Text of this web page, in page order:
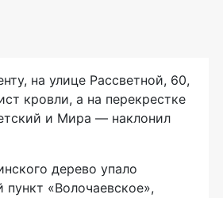
на улице Рассветной, 60,
кровли, а на перекрестке
и Мира — наклонил
дерево упало
пункт «Волочаевское»,